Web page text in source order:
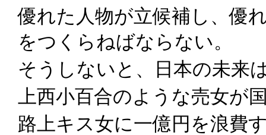
優れた人物が立候補し、優
をつくらねばならない。
そうしないと、日本の未来
上西小百合のような売女が
路上キス女に一億円を浪費